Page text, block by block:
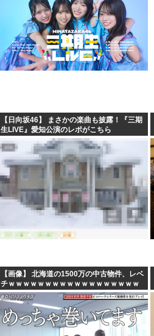
【日向坂46】 まさかの楽曲も披露！『三期
生LIVE』愛知公演のレポがこちら
【画像】 北海道の1500万の中古物件、レベ
チｗｗｗｗｗｗｗｗｗｗｗｗｗｗｗｗｗｗ
ｗｗ